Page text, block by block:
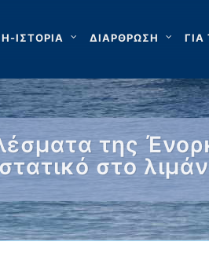
ΙΣΤΟΡΙΑ ΔΙΑΡΘΡΩΣΗ ΓΙΑ
της
στο